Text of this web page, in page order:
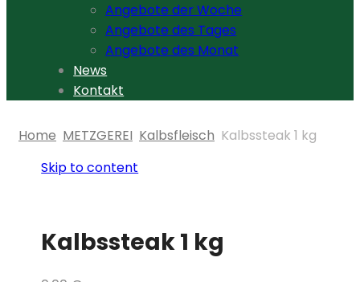
Angebote der Woche
Angebote des Tages
Angebote des Monat
News
Kontakt
Home METZGEREI Kalbsfleisch Kalbssteak 1 kg
Skip to content
Kalbssteak 1 kg